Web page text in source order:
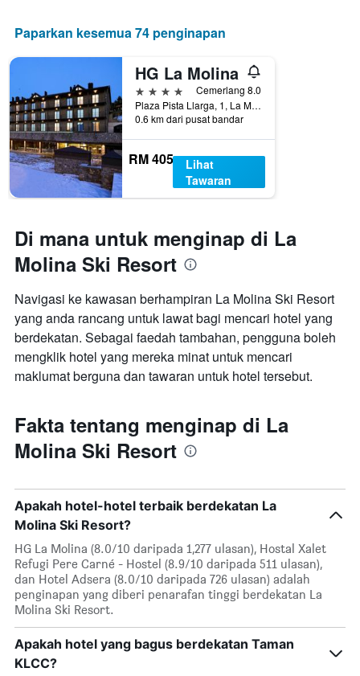
Paparkan kesemua 74 penginapan
HG La Molina
4 bintang
Cemerlang 8.0
Plaza Pista Llarga, 1, La Molina, Catalonia, Sepanyol
0.6 km dari pusat bandar
RM 405
Lihat
Tawaran
Di mana untuk menginap di La
Molina Ski Resort
Navigasi ke kawasan berhampiran La Molina Ski Resort
yang anda rancang untuk lawat bagi mencari hotel yang
berdekatan. Sebagai faedah tambahan, pengguna boleh
mengklik hotel yang mereka minat untuk mencari
maklumat berguna dan tawaran untuk hotel tersebut.
Fakta tentang menginap di La
Molina Ski Resort
Apakah hotel-hotel terbaik berdekatan La
Molina Ski Resort?
HG La Molina (8.0/10 daripada 1,277 ulasan), Hostal Xalet
Refugi Pere Carné - Hostel (8.9/10 daripada 511 ulasan),
dan Hotel Adsera (8.0/10 daripada 726 ulasan) adalah
penginapan yang diberi penarafan tinggi berdekatan La
Molina Ski Resort.
Apakah hotel yang bagus berdekatan Taman
KLCC?